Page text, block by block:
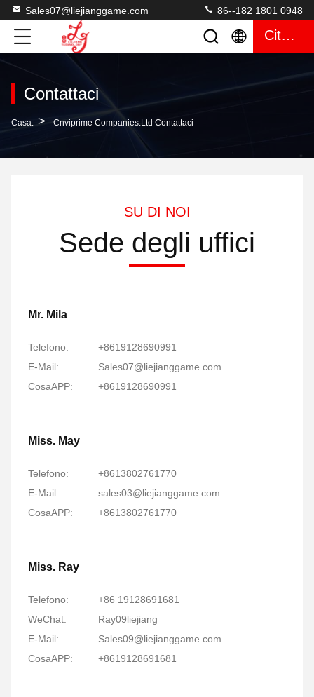
Sales07@liejianggame.com 86--182 1801 0948
Citazione
Contattaci
Casa. > Cnviprime Companies.Ltd Contattaci
SU DI NOI
Sede degli uffici
Mr. Mila
Telefono:
+8619128690991
E-Mail:
Sales07@liejianggame.com
CosaAPP:
+8619128690991
Miss. May
Telefono:
+8613802761770
E-Mail:
sales03@liejianggame.com
CosaAPP:
+8613802761770
Miss. Ray
Telefono:
+86 19128691681
WeChat:
Ray09liejiang
E-Mail:
Sales09@liejianggame.com
CosaAPP:
+8619128691681